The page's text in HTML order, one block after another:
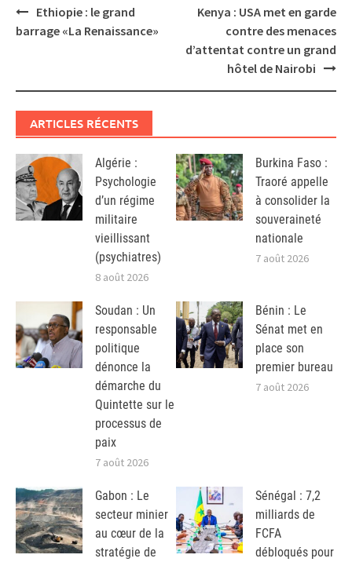
Post
navigation
Ethiopie : le grand
barrage «La Renaissance»
Kenya : USA met en garde
contre des menaces
d’attentat contre un grand
hôtel de Nairobi
ARTICLES RÉCENTS
Algérie :
Psychologie
d’un régime
militaire
vieillissant
(psychiatres)
8 août 2026
Burkina Faso :
Traoré appelle
à consolider la
souveraineté
nationale
7 août 2026
Soudan : Un
responsable
politique
dénonce la
démarche du
Quintette sur le
processus de
paix
7 août 2026
Bénin : Le
Sénat met en
place son
premier bureau
7 août 2026
Gabon : Le
secteur minier
au cœur de la
stratégie de
Sénégal : 7,2
milliards de
FCFA
débloqués pour